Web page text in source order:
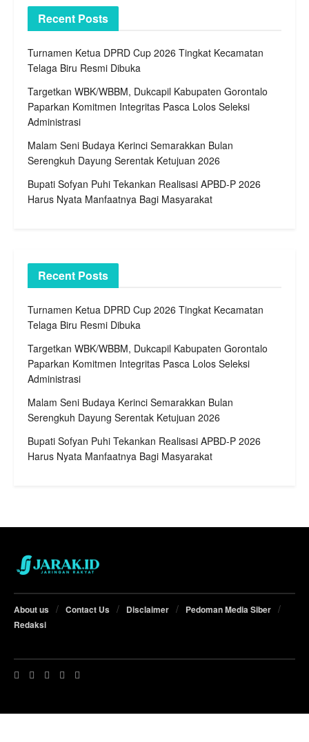
Recent Posts
Turnamen Ketua DPRD Cup 2026 Tingkat Kecamatan
Telaga Biru Resmi Dibuka
Targetkan WBK/WBBM, Dukcapil Kabupaten Gorontalo
Paparkan Komitmen Integritas Pasca Lolos Seleksi
Administrasi
Malam Seni Budaya Kerinci Semarakkan Bulan
Serengkuh Dayung Serentak Ketujuan 2026
Bupati Sofyan Puhi Tekankan Realisasi APBD-P 2026
Harus Nyata Manfaatnya Bagi Masyarakat
Recent Posts
Turnamen Ketua DPRD Cup 2026 Tingkat Kecamatan
Telaga Biru Resmi Dibuka
Targetkan WBK/WBBM, Dukcapil Kabupaten Gorontalo
Paparkan Komitmen Integritas Pasca Lolos Seleksi
Administrasi
Malam Seni Budaya Kerinci Semarakkan Bulan
Serengkuh Dayung Serentak Ketujuan 2026
Bupati Sofyan Puhi Tekankan Realisasi APBD-P 2026
Harus Nyata Manfaatnya Bagi Masyarakat
About us Contact Us Disclaimer
Pedoman Media Siber
Redaksi